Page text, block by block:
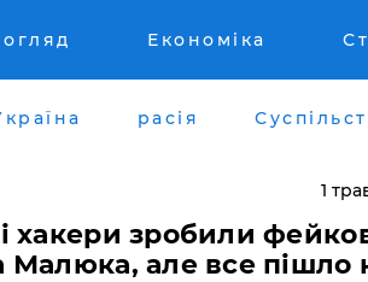
Економіка
расія
1
хакери зробили
Малюка, але все пішло